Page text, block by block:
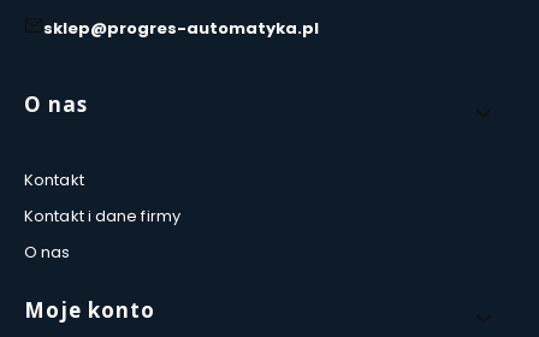
sklep@progres-automatyka.pl
Linki w stopce
O nas
Kontakt
Kontakt i dane firmy
O nas
Moje konto